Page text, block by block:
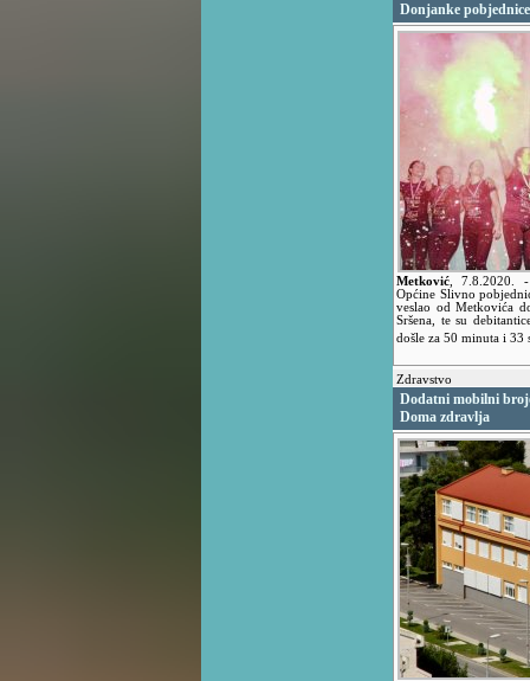
Donjanke
Metković ,7.8.2020.
Općine Slivno
veslao od Metkovića
Sršena, te su
došle za 50 minuta i 33
Zdravstvo
Dodatni mobilni
Doma zdravlja